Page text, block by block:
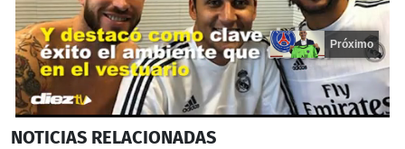
seconds
Próximo
NOTICIAS RELACIONADAS